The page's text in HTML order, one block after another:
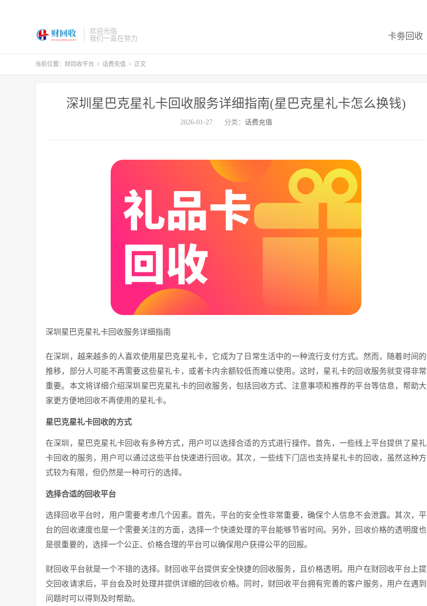
欢迎光临
我们一直在努力
卡劵回收
当前位置： 财回收平台 > 话费充值 > 正文
深圳星巴克星礼卡回收服务详细指南(星巴克星礼卡怎么换钱)
2026-01-27 分类： 话费充值
深圳星巴克星礼卡回收服务详细指南
在深圳，越来越多的人喜欢使用星巴克星礼卡，它成为了日常生活中的一种流行支付方式。然而，随着时间的
推移，部分人可能不再需要这些星礼卡，或者卡内余额较低而难以使用。这时，星礼卡的回收服务就变得非常
重要。本文将详细介绍深圳星巴克星礼卡的回收服务，包括回收方式、注意事项和推荐的平台等信息，帮助大
家更方便地回收不再使用的星礼卡。
星巴克星礼卡回收的方式
在深圳，星巴克星礼卡回收有多种方式，用户可以选择合适的方式进行操作。首先，一些线上平台提供了星礼
卡回收的服务，用户可以通过这些平台快速进行回收。其次，一些线下门店也支持星礼卡的回收，虽然这种方
式较为有限，但仍然是一种可行的选择。
选择合适的回收平台
选择回收平台时，用户需要考虑几个因素。首先，平台的安全性非常重要，确保个人信息不会泄露。其次，平
台的回收速度也是一个需要关注的方面，选择一个快速处理的平台能够节省时间。另外，回收价格的透明度也
是很重要的，选择一个公正、价格合理的平台可以确保用户获得公平的回报。
财回收平台就是一个不错的选择。财回收平台提供安全快捷的回收服务，且价格透明。用户在财回收平台上提
交回收请求后，平台会及时处理并提供详细的回收价格。同时，财回收平台拥有完善的客户服务，用户在遇到
问题时可以得到及时帮助。